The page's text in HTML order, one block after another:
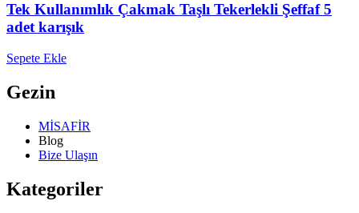
Tek Kullanımlık Çakmak Taşlı Tekerlekli Şeffaf 5
adet karışık
Sepete Ekle
Gezin
MİSAFİR
Blog
Bize Ulaşın
Kategoriler